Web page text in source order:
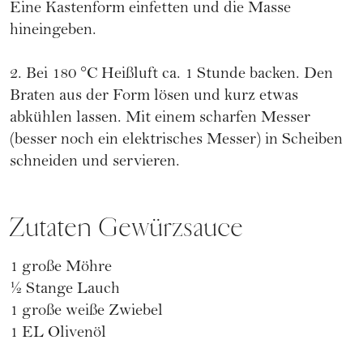
Eine Kastenform einfetten und die Masse
hineingeben.
2. Bei 180 °C Heißluft ca. 1 Stunde backen. Den
Braten aus der Form lösen und kurz etwas
abkühlen lassen. Mit einem scharfen Messer
(besser noch ein elektrisches Messer) in Scheiben
schneiden und servieren.
Zutaten Gewürzsauce
1 große Möhre
1⁄2 Stange Lauch
1 große weiße Zwiebel
1 EL Olivenöl